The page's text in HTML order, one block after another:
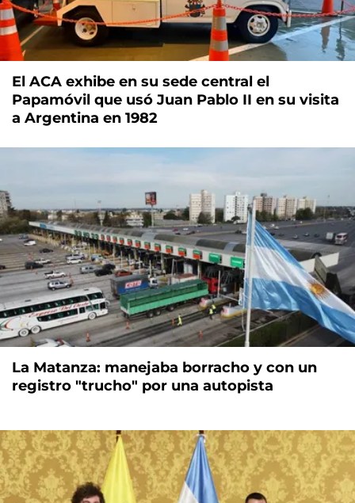
El ACA exhibe en su sede central el
Papamóvil que usó Juan Pablo II en su visita
a Argentina en 1982
La Matanza: manejaba borracho y con un
registro "trucho" por una autopista